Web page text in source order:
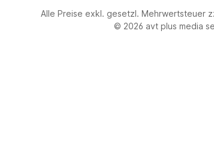
Alle Preise exkl. gesetzl. Mehrwertsteuer
© 2026 avt plus media